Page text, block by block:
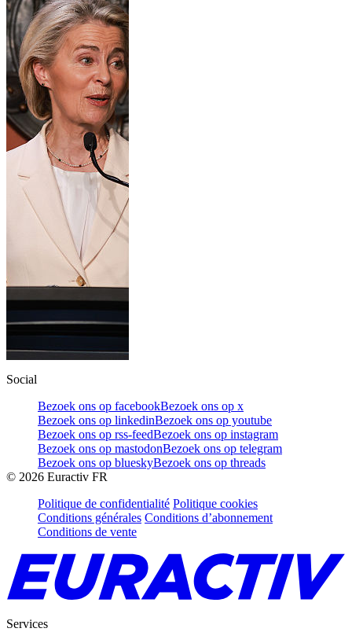
Social
Bezoek ons op facebookBezoek ons op x
Bezoek ons op linkedinBezoek ons op youtube
Bezoek ons op rss-feedBezoek ons op instagram
Bezoek ons op mastodonBezoek ons op telegram
Bezoek ons op blueskyBezoek ons op threads
© 2026 Euractiv FR
Politique de confidentialité Politique cookies
Conditions générales Conditions d’abonnement
Conditions de vente
Services